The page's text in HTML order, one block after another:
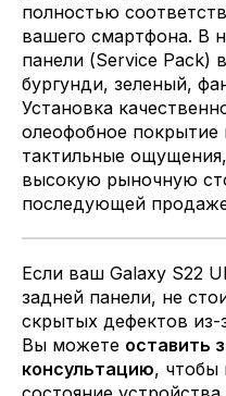
полностью
вашего смартфона. В
панели (Service Pack)
бургунди, зеленый,
Установка
олеофобное
тактильные
высокую рыночную
последующей
Если ваш Galaxy S22
задней панели, не
скрытых дефектов из-
Вы можете оставить
консультацию, чтобы